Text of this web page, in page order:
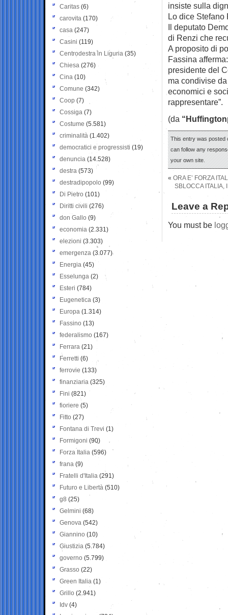
insiste sulla
Lo dice Stefano
Il deputato
di Renzi che
A proposito di
Fassina
presidente del
ma condivise
economici e
rappresentare”.
(da
This entry was posted
can follow any
your own site.
« ORA E’ FORZA
SBLOCCA ITALIA,
Leave a
You must be
Caritas (6)
carovita (170)
casa (247)
Casini (119)
Centrodestra in Liguria (35)
Chiesa (276)
Cina (10)
Comune (342)
Coop (7)
Cossiga (7)
Costume (5.581)
criminalità (1.402)
democratici e progressisti (19)
denuncia (14.528)
destra (573)
destradipopolo (99)
Di Pietro (101)
Diritti civili (276)
don Gallo (9)
economia (2.331)
elezioni (3.303)
emergenza (3.077)
Energia (45)
Esselunga (2)
Esteri (784)
Eugenetica (3)
Europa (1.314)
Fassino (13)
federalismo (167)
Ferrara (21)
Ferretti (6)
ferrovie (133)
finanziaria (325)
Fini (821)
fioriere (5)
Fitto (27)
Fontana di Trevi (1)
Formigoni (90)
Forza Italia (596)
frana (9)
Fratelli d'Italia (291)
Futuro e Libertà (510)
g8 (25)
Gelmini (68)
Genova (542)
Giannino (10)
Giustizia (5.784)
governo (5.799)
Grasso (22)
Green Italia (1)
Grillo (2.941)
Idv (4)